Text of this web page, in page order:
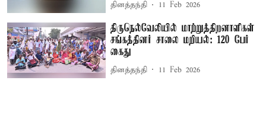
தினத்தந்தி 11 Feb 2026
திருநெல்வேலியில் மாற்றுத்திறனாளிகள்
சங்கத்தினர் சாலை மறியல்: 120 பேர்
கைது
தினத்தந்தி 11 Feb 2026